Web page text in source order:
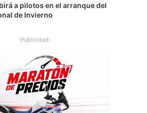
a pilotos en el arranque del
de Invierno
-Publicidad-